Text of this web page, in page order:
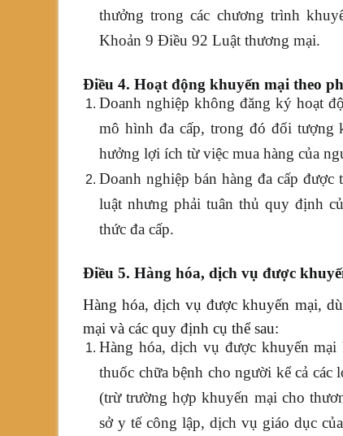
thưởng trong các chương trình
Khoản 9 Điều 92 Luật thương mại.
Điều 4. Hoạt động khuyến mại theo
Doanh nghiệp không đăng ký hoạt
mô hình đa cấp, trong đó đối tượng
hưởng lợi ích từ việc mua hàng của
Doanh nghiệp bán hàng đa cấp
luật nhưng phải tuân thủ quy định
thức đa cấp.
Điều 5. Hàng hóa, dịch vụ được
Hàng hóa, dịch vụ được khuyến mại,
mại và các quy định cụ thể sau:
Hàng hóa, dịch vụ được khuyến
thuốc chữa bệnh cho người kể cả
(trừ trường hợp khuyến mại cho
sở y tế công lập, dịch vụ giáo dục